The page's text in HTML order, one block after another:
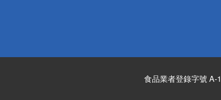
食品業者登錄字號 A-